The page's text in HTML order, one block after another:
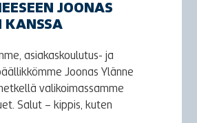
JOONAS
KANSSA
asiakaskoulutus- ja
Joonas Ylänne
valikoimassamme
Salut – kippis, kuten